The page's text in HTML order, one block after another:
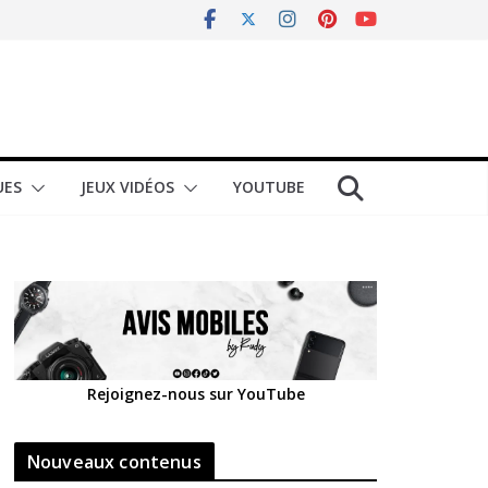
JEUX VIDÉOS YOUTUBE
Rejoignez-nous sur YouTube
Nouveaux contenus